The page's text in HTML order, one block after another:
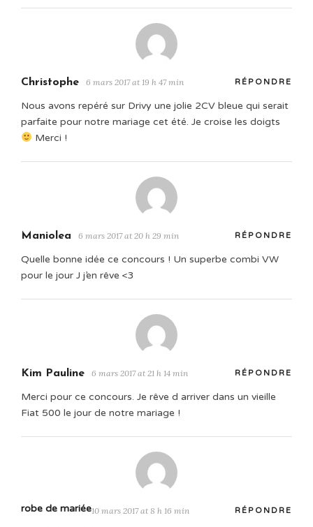
Christophe 6 mars 2017 at 19 h 47 min RÉPONDRE
Nous avons repéré sur Drivy une jolie 2CV bleue qui serait
parfaite pour notre mariage cet été. Je croise les doigts
Merci !
Maniolea 6 mars 2017 at 20 h 29 min RÉPONDRE
Quelle bonne idée ce concours ! Un superbe combi VW
pour le jour J j’en rêve <3
Kim Pauline 6 mars 2017 at 21 h 14 min RÉPONDRE
Merci pour ce concours. Je rêve d arriver dans un vieille
Fiat 500 le jour de notre mariage !
robe de mariée10 mars 2017 at 8 h 16 min RÉPONDRE